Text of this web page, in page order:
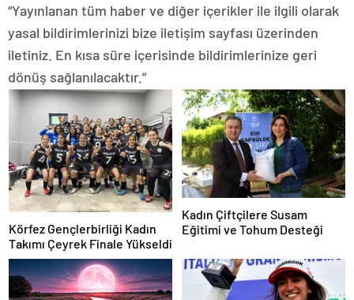
“Yayınlanan tüm haber ve diğer içerikler ile ilgili olarak
yasal bildirimlerinizi bize iletişim sayfası üzerinden
iletiniz. En kısa süre içerisinde bildirimlerinize geri
dönüş sağlanılacaktır.”
Körfez Gençlerbirliği Kadın
Takımı Çeyrek Finale Yükseldi
Kadın Çiftçilere Susam
Eğitimi ve Tohum Desteği